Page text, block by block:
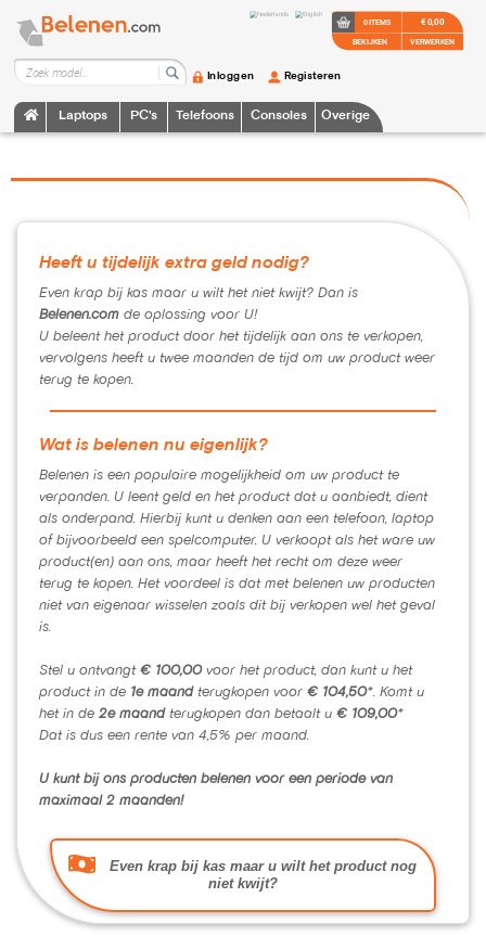
Laptops PC's Telefoons Consoles Overige
Inloggen Registeren
0 ITEMS
BEKIJKEN
€ 0,00
VERWERKEN
Heeft u tijdelijk extra geld nodig?
Even krap bij kas maar u wilt het niet kwijt? Dan is
Belenen.com de oplossing voor U!
U beleent het product door het tijdelijk aan ons te verkopen,
vervolgens heeft u twee maanden de tijd om uw product weer
terug te kopen.
Wat is belenen nu eigenlijk?
Belenen is een populaire mogelijkheid om uw product te
verpanden. U leent geld en het product dat u aanbiedt, dient
als onderpand. Hierbij kunt u denken aan een telefoon, laptop
of bijvoorbeeld een spelcomputer. U verkoopt als het ware uw
product(en) aan ons, maar heeft het recht om deze weer
terug te kopen. Het voordeel is dat met belenen uw producten
niet van eigenaar wisselen zoals dit bij verkopen wel het geval
is.
Stel u ontvangt € 100,00voor het product, dan kunt u het
product in de 1e maandterugkopen voor € 104,50*. Komt u
het in de 2e maandterugkopen dan betaalt u € 109,00*
Dat is dus een rente van 4,5% per maand.
U kunt bij ons producten belenen voor een periode van
maximaal 2 maanden!
Even krap bij kas maar u wilt het product nog
niet kwijt?